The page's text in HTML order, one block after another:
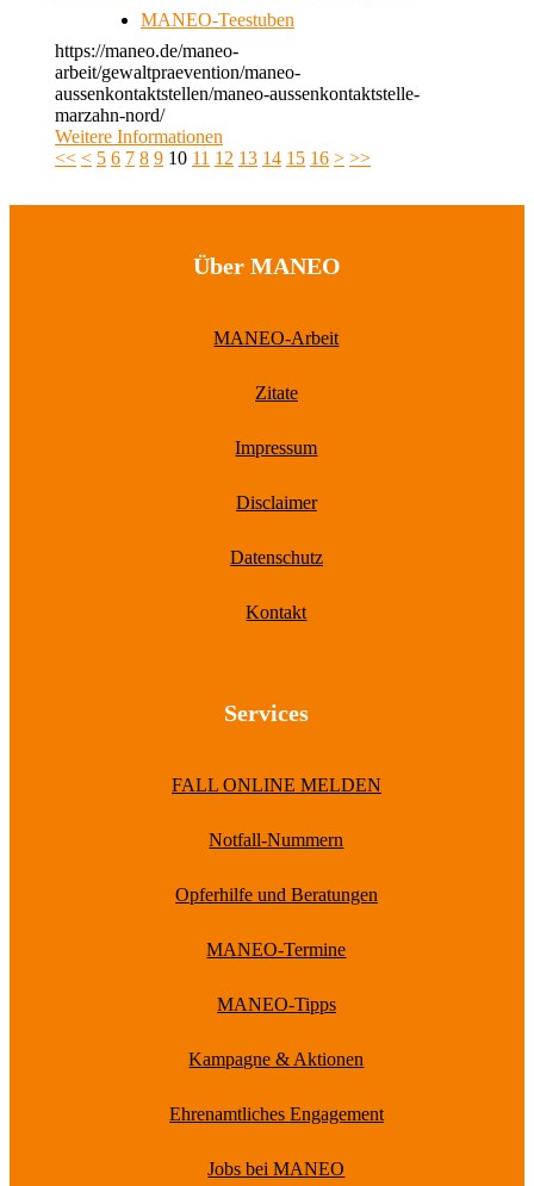
MANEO-Teestuben
https://maneo.de/maneo-
arbeit/gewaltpraevention/maneo-
aussenkontaktstellen/maneo-aussenkontaktstelle-
marzahn-nord/
Weitere Informationen
<< < 5 6 7 8 9 10 11 12 13 14 15 16 > >>
Über MANEO
MANEO-Arbeit
Zitate
Impressum
Disclaimer
Datenschutz
Kontakt
Services
FALL ONLINE MELDEN
Notfall-Nummern
Opferhilfe und Beratungen
MANEO-Termine
MANEO-Tipps
Kampagne & Aktionen
Ehrenamtliches Engagement
Jobs bei MANEO